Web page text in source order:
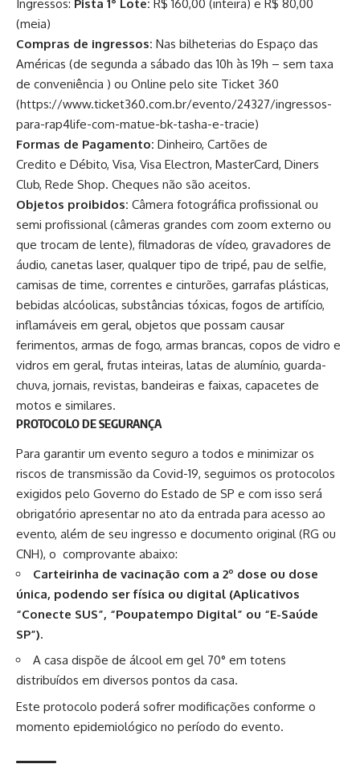
Ingressos: Pista 1° Lote: R$ 160,00 (inteira) e R$ 80,00
(meia)
Compras de ingressos: Nas bilheterias do Espaço das
Américas (de segunda a sábado das 10h às 19h – sem taxa
de conveniência ) ou Online pelo site Ticket 360
(https://www.ticket360.com.br/evento/24327/ingressos-
para-rap4life-com-matue-bk-tasha-e-tracie)
Formas de Pagamento: Dinheiro, Cartões de
Credito e Débito, Visa, Visa Electron, MasterCard, Diners
Club, Rede Shop. Cheques não são aceitos.
Objetos proibidos: Câmera fotográfica profissional ou
semi profissional (câmeras grandes com zoom externo ou
que trocam de lente), filmadoras de vídeo, gravadores de
áudio, canetas laser, qualquer tipo de tripé, pau de selfie,
camisas de time, correntes e cinturões, garrafas plásticas,
bebidas alcóolicas, substâncias tóxicas, fogos de artifício,
inflamáveis em geral, objetos que possam causar
ferimentos, armas de fogo, armas brancas, copos de vidro e
vidros em geral, frutas inteiras, latas de alumínio, guarda-
chuva, jornais, revistas, bandeiras e faixas, capacetes de
motos e similares.
PROTOCOLO DE SEGURANÇA
Para garantir um evento seguro a todos e minimizar os
riscos de transmissão da Covid-19, seguimos os protocolos
exigidos pelo Governo do Estado de SP e com isso será
obrigatório apresentar no ato da entrada para acesso ao
evento, além de seu ingresso e documento original (RG ou
CNH), o comprovante abaixo:
Carteirinha de vacinação com a 2º dose ou dose
única, podendo ser física ou digital (Aplicativos
“Conecte SUS”, “Poupatempo Digital” ou “E-Saúde
SP”).
A casa dispõe de álcool em gel 70° em totens
distribuídos em diversos pontos da casa.
Este protocolo poderá sofrer modificações conforme o
momento epidemiológico no período do evento.